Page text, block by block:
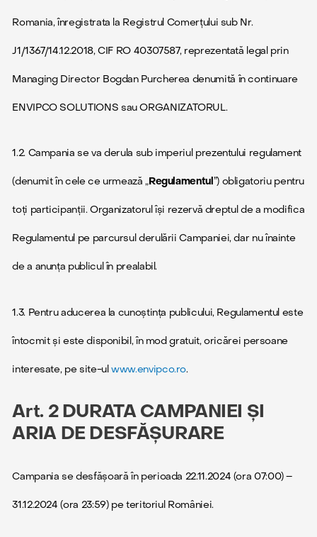
Romania, înregistrata la Registrul Comerțului sub Nr.
J1/1367/14.12.2018, CIF RO 40307587, reprezentată legal prin
Managing Director Bogdan Purcherea denumită în continuare
ENVIPCO SOLUTIONS sau ORGANIZATORUL.
1.2. Campania se va derula sub imperiul prezentului regulament
(denumit în cele ce urmează „Regulamentul ”) obligatoriu pentru
toți participanții. Organizatorul își rezervă dreptul de a modifica
Regulamentul pe parcursul derulării Campaniei, dar nu înainte
de a anunța publicul în prealabil.
1.3. Pentru aducerea la cunoștința publicului, Regulamentul este
întocmit și este disponibil, în mod gratuit, oricărei persoane
interesate, pe site-ulwww.envipco.ro.
Art. 2 DURATA CAMPANIEI ȘI
ARIA DE DESFĂȘURARE
Campania se desfășoară în perioada 22.11.2024 (ora 07:00) –
31.12.2024 (ora 23:59) pe teritoriul României.